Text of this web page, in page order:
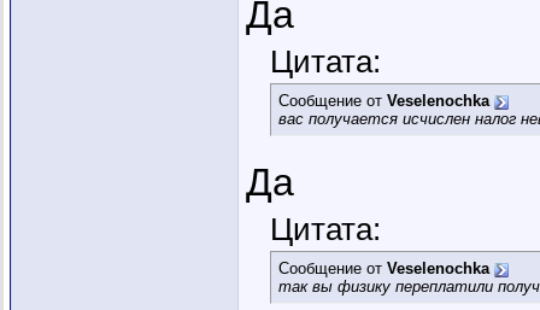
Да
Цитата:
Сообщение от Veselenochka
вас получается исчислен налог
Да
Цитата:
Сообщение от Veselenochka
так вы физику переплатили